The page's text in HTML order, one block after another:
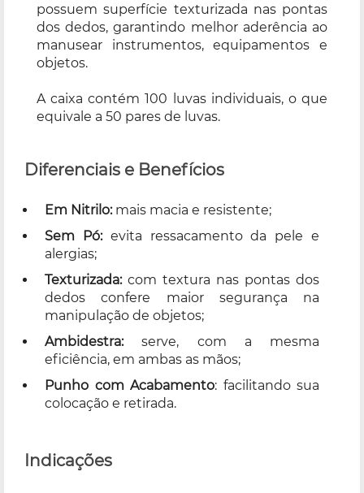
possuem superfície texturizada nas pontas
dos dedos, garantindo melhor aderência ao
manusear instrumentos, equipamentos e
objetos.
A caixa contém 100 luvas individuais, o que
equivale a 50 pares de luvas.
Diferenciais e Benefícios
Em Nitrilo:mais macia e resistente;
Sem Pó:evita ressacamento da pele e
alergias;
Texturizada:com textura nas pontas dos
dedos confere maior segurança na
manipulação de objetos;
Ambidestra:serve, com a mesma
eficiência, em ambas as mãos;
Punho com Acabamento: facilitando sua
colocação e retirada.
Indicações